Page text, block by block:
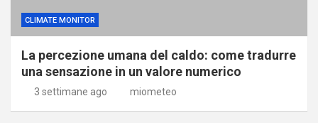
CLIMATE MONITOR
La percezione umana del caldo: come tradurre
una sensazione in un valore numerico
3 settimane ago miometeo